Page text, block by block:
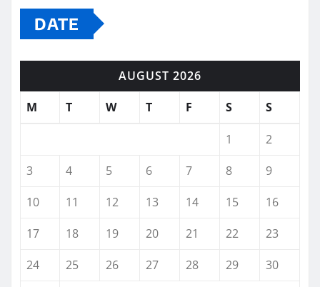
DATE
AUGUST 2026
M
T W T F S S
1
2
3
4 5 6 7 8
9
10
11 12 13 14 15
16
17
18 19 20 21 22
23
24
25 26 27 28 29
30